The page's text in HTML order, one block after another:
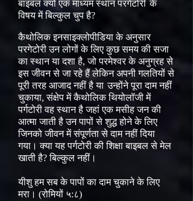
बाइबल क्यों एक माध्यम स्थान परगेटोरी के
विषय में बिल्कुल चुप है?
कैथोलिक इनसाइक्लोपीडिया के अनुसार
परगेटोरी उन लोगों के लिए कुछ समय की सजा
का स्थान या दशा है, जो परमेश्वर के अनुग्रह से
इस जीवन से जा रहे हैं लेकिन अपनी गलतियों से
पूरी तरह आजाद नहीं है या उन्होंने पूरा दाम नहीं
चुकाया, संक्षेप में कैथोलिक थियोलॉजी में
पर्गटोरी वह स्थान है जहां एक मसीह जन की
आत्मा जाती है उन पापों से शुद्ध होने के लिए
जिनको जीवन में संपूर्णता से दाम नहीं दिया
गया। क्या यह पर्गटोरी की शिक्षा बाइबल से मेल
खाती है? बिल्कुल नहीं।
यीशु हम सब के पापों का दाम चुकाने के लिए
मरा। (रोमियों ५:८)